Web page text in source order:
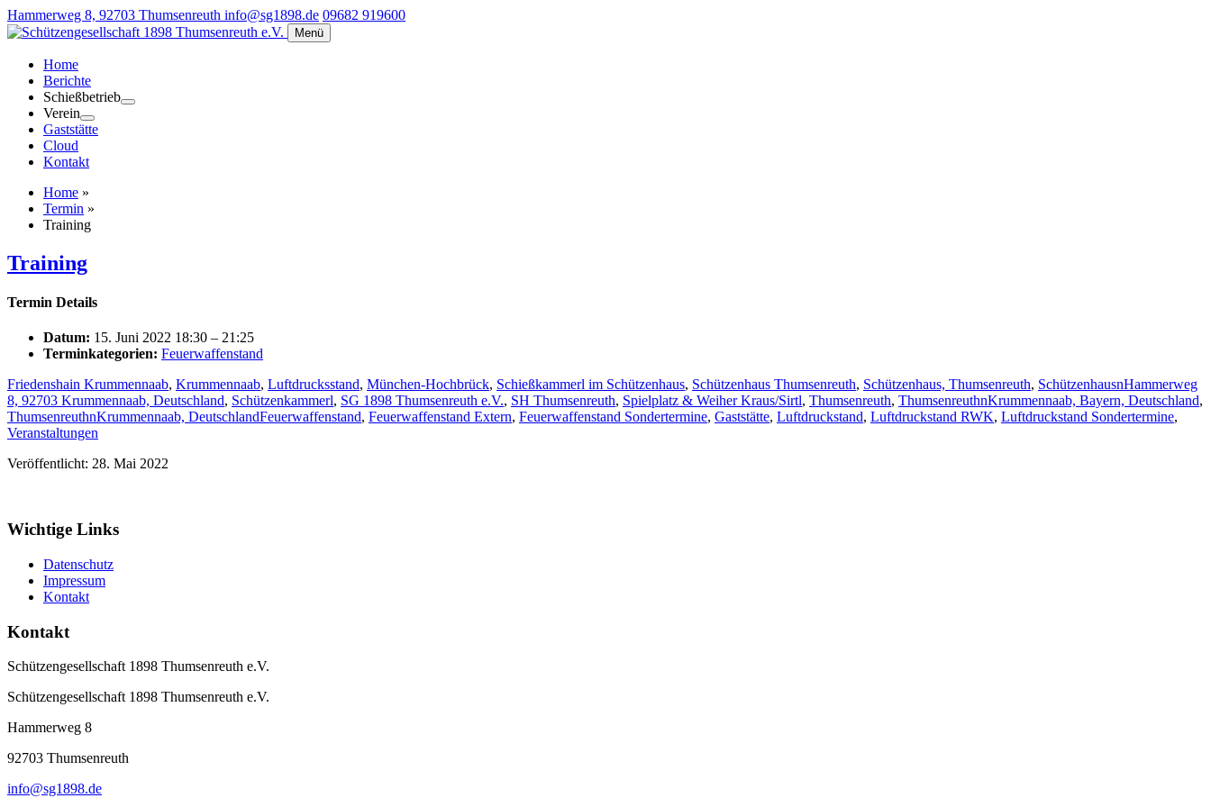
Hammerweg 8, 92703 Thumsenreuth info@sg1898.de 09682 919600
Menü
Home
Berichte
Schießbetrieb
Verein
Gaststätte
Cloud
Kontakt
Home »
Termin »
Training
Training
Termin Details
Datum: 15. Juni 2022 18:30 – 21:25
Terminkategorien: Feuerwaffenstand
Friedenshain Krummennaab, Krummennaab, Luftdrucksstand, München-Hochbrück, Schießkammerl im Schützenhaus, Schützenhaus Thumsenreuth, Schützenhaus, Thumsenreuth, SchützenhausnHammerweg
8, 92703 Krummennaab, Deutschland, Schützenkammerl, SG 1898 Thumsenreuth e.V., SH Thumsenreuth, Spielplatz & Weiher Kraus/Sirtl, Thumsenreuth, ThumsenreuthnKrummennaab, Bayern, Deutschland,
ThumsenreuthnKrummennaab, DeutschlandFeuerwaffenstand, Feuerwaffenstand Extern, Feuerwaffenstand Sondertermine, Gaststätte, Luftdruckstand, Luftdruckstand RWK, Luftdruckstand Sondertermine,
Veranstaltungen
Veröffentlicht: 28. Mai 2022
Wichtige Links
Datenschutz
Impressum
Kontakt
Kontakt
Schützengesellschaft 1898 Thumsenreuth e.V.
Schützengesellschaft 1898 Thumsenreuth e.V.
Hammerweg 8
92703 Thumsenreuth
info@sg1898.de